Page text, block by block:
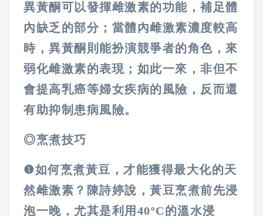
異黃酮可以發揮雌激素的功能，補足體
內缺乏的部分；當體內雌激素濃度較高
時，異黃酮則能扮演競爭者的角色，來
弱化雌激素的表現；如此一來，非但不
會提高乳癌等婦女疾病的風險，反而還
有助抑制患病風險。
◎烹煮技巧
❶如何烹煮黃豆，才能獲得最大化的天
然雌激素？陳詩婷說，黃豆烹煮前先浸
泡一晚，尤其是利用40ºC的溫水浸